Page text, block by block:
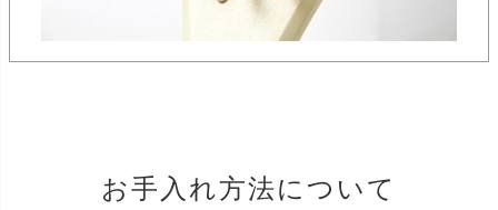
お手入れ方法について